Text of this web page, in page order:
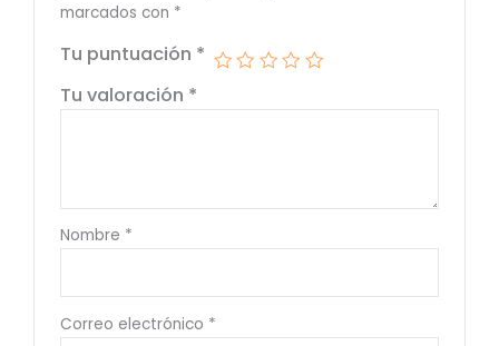
marcados con *
Tu puntuación *
Tu valoración *
Nombre *
Correo electrónico *